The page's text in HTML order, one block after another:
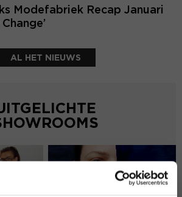
Modefabriek Recap Januari
AL HET NIEUWS